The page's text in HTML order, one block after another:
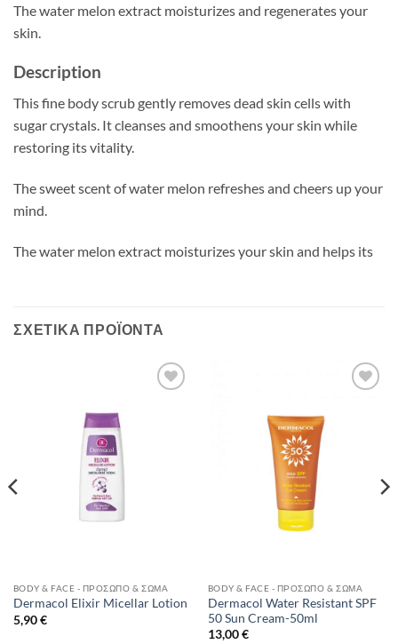
The water melon extract moisturizes and regenerates your
skin.
Description
This fine body scrub gently removes dead skin cells with
sugar crystals. It cleanses and smoothens your skin while
restoring its vitality.
The sweet scent of water melon refreshes and cheers up your
mind.
The water melon extract moisturizes your skin and helps its
ΣΧΕΤΙΚΆ ΠΡΟΪΌΝΤΑ
BODY & FACE - ΠΡΌΣΩΠΟ & ΣΏΜΑ
Dermacol Elixir Micellar Lotion
5,90€
BODY & FACE - ΠΡΌΣΩΠΟ & ΣΏΜΑ
Dermacol Water Resistant SPF
50 Sun Cream-50ml
13,00€